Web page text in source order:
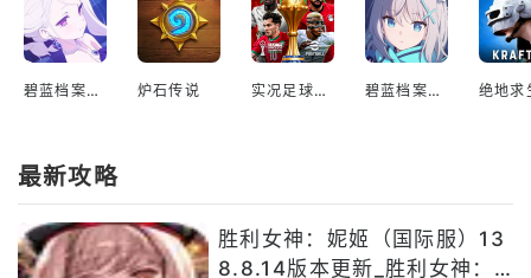
来
涩
碧蓝档案国际服 炉石传说 实况足球2022手游 碧蓝档案日服
最新攻略
胜利女神：妮姬（国际服）13
8.8.14版本更新_胜利女神：